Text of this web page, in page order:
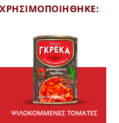
ΨΙΛΟΚΟΜΜΕΝΕΣ ΤΟΜΑΤΕΣ